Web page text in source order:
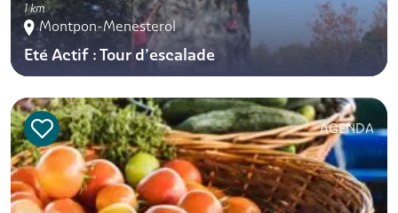
1 km
Montpon-Menesterol
Eté Actif : Tour d’escalade
AGENDA